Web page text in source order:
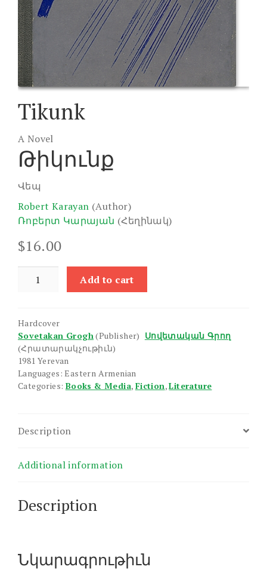
Tikunk
A Novel
Թիկունք
Վեպ
Robert Karayan (Author)
Ռոբերտ Կարայան (Հեղինակ)
$16.00
quantity
Add to cart
Hardcover
Sovetakan Grogh(Publisher) Սովետական Գրող
(Հրատարակչութիւն)
1981 Yerevan
Languages: Eastern Armenian
Categories: Books & Media, Fiction,Literature
Description
Additional information
Description
Նկարագրութիւն